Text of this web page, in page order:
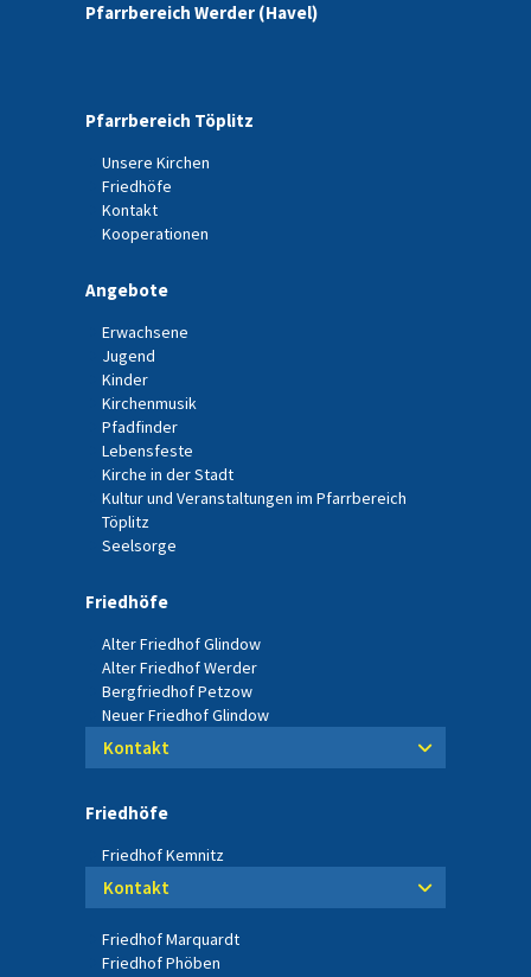
Pfarrbereich Werder (Havel)
Pfarrbereich Töplitz
Unsere Kirchen
Friedhöfe
Kontakt
Kooperationen
Angebote
Erwachsene
Jugend
Kinder
Kirchenmusik
Pfadfinder
Lebensfeste
Kirche in der Stadt
Kultur und Veranstaltungen im Pfarrbereich
Töplitz
Seelsorge
Friedhöfe
Alter Friedhof Glindow
Alter Friedhof Werder
Bergfriedhof Petzow
Neuer Friedhof Glindow
Kontakt
Friedhöfe
Friedhof Kemnitz
Kontakt
Friedhof Marquardt
Friedhof Phöben